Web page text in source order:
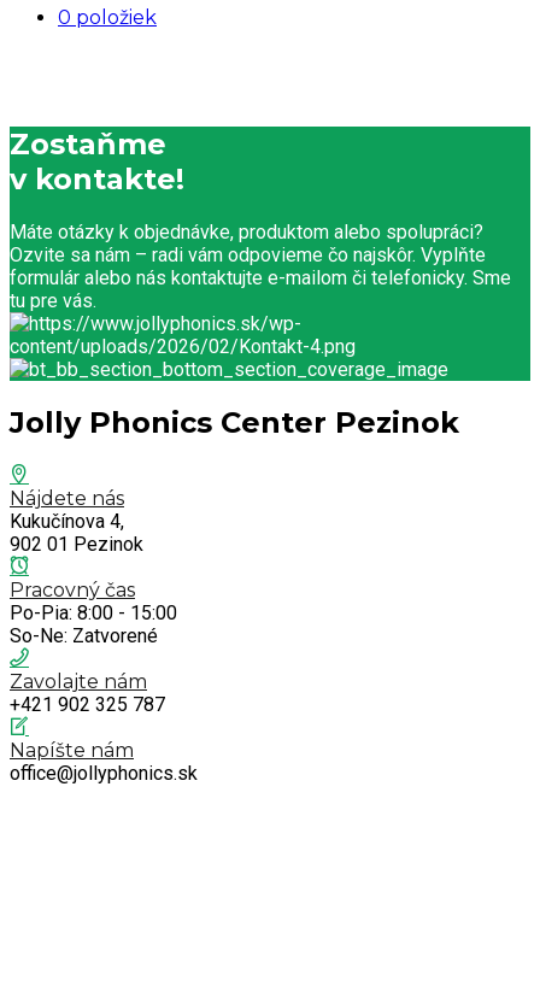
0 položiek
Zostaňme
v kontakte!
Máte otázky k objednávke, produktom alebo spolupráci?
Ozvite sa nám – radi vám odpovieme čo najskôr. Vyplňte
formulár alebo nás kontaktujte e-mailom či telefonicky. Sme
tu pre vás.
Jolly Phonics Center Pezinok
Nájdete nás
Kukučínova 4,
902 01 Pezinok
Pracovný čas
Po-Pia: 8:00 - 15:00
So-Ne: Zatvorené
Zavolajte nám
+421 902 325 787
Napíšte nám
office@jollyphonics.sk